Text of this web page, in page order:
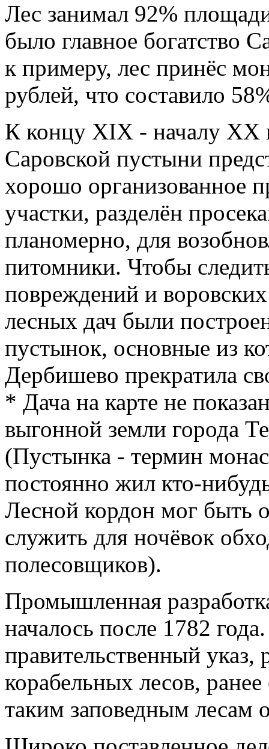
Лес занимал 92%
было главное богатство
к примеру, лес принёс
рублей, что составило
К концу XIX - началу XX
Саровской пустыни
хорошо организованное
участки, разделён
планомерно, для
питомники. Чтобы
повреждений и
лесных дач были
пустынок, основные из
Дербишево прекратила
* Дача на карте не
выгонной земли города
(Пустынка - термин
постоянно жил кто-
Лесной кордон мог быть
служить для ночёвок
полесовщиков).
Промышленная
началось после 1782
правительственный
корабельных лесов,
таким заповедным лесам